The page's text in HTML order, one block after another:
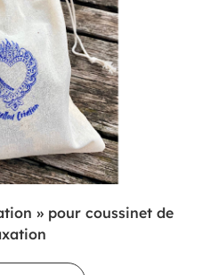
» pour coussinet de